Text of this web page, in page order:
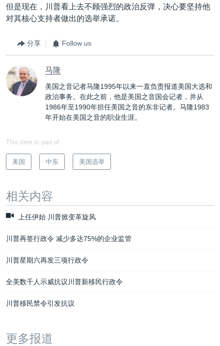
但是现在，川普看上去不顾强烈的政治反弹，决心要坚持他
对其核心支持者做出的选举承诺。
分享 Follow us
马隆
美国之音记者马隆1995年以来一直负责报道美国大选和
政治事务。在此之前，他是美国之音国会记者，并从
1986年至1990年担任美国之音的东非记者。马隆1983
年开始在美国之音的职业生涯。
This item is part of
美国 中东 美国选举
相关内容
上任伊始 川普掀变革旋风
川普再签行政令 减少多达75%的企业监管
川普星期六再发三项行政令
全美数千人示威抗议川普新移民行政令
川普移民禁令引发抗议
更多报道